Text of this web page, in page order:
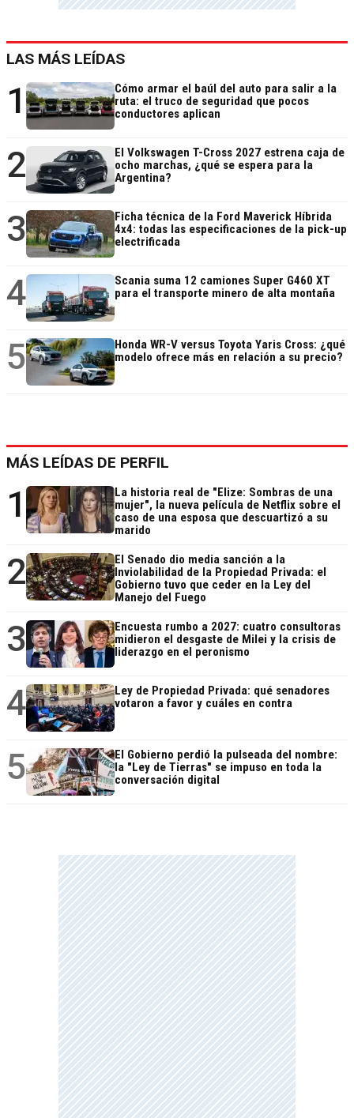
LAS MÁS LEÍDAS
1
Cómo armar el baúl del auto para salir a la
ruta: el truco de seguridad que pocos
conductores aplican
2
El Volkswagen T-Cross 2027 estrena caja de
ocho marchas, ¿qué se espera para la
Argentina?
3
Ficha técnica de la Ford Maverick Híbrida
4x4: todas las especificaciones de la pick-up
electrificada
4
Scania suma 12 camiones Super G460 XT
para el transporte minero de alta montaña
5
Honda WR-V versus Toyota Yaris Cross: ¿qué
modelo ofrece más en relación a su precio?
MÁS LEÍDAS DE PERFIL
1
La historia real de "Elize: Sombras de una
mujer", la nueva película de Netflix sobre el
caso de una esposa que descuartizó a su
marido
2
El Senado dio media sanción a la
Inviolabilidad de la Propiedad Privada: el
Gobierno tuvo que ceder en la Ley del
Manejo del Fuego
3
Encuesta rumbo a 2027: cuatro consultoras
midieron el desgaste de Milei y la crisis de
liderazgo en el peronismo
4
Ley de Propiedad Privada: qué senadores
votaron a favor y cuáles en contra
5
El Gobierno perdió la pulseada del nombre:
la "Ley de Tierras" se impuso en toda la
conversación digital